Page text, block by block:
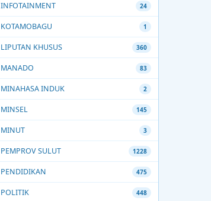
INFOTAINMENT 24
KOTAMOBAGU 1
LIPUTAN KHUSUS 360
MANADO 83
MINAHASA INDUK 2
MINSEL 145
MINUT 3
PEMPROV SULUT 1228
PENDIDIKAN 475
POLITIK 448